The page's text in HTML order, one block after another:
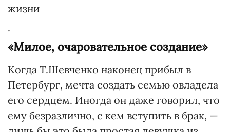
жизни
.
«Милое, очаровательное создание»
Когда Т.Шевченко наконец прибыл в
Петербург, мечта создать семью овладела
его сердцем. Иногда он даже говорил, что
ему безразлично, с кем вступить в брак, —